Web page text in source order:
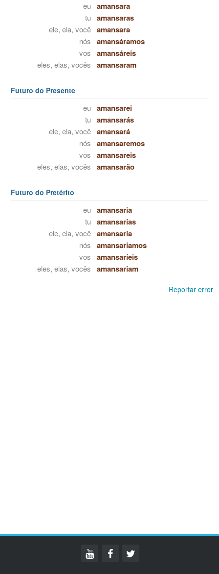
eu amansara
tu amansaras
ele, ela, você amansara
nós amansáramos
vos amansáreis
eles, elas, vocês amansaram
Futuro do Presente
eu amansarei
tu amansarás
ele, ela, você amansará
nós amansaremos
vos amansareis
eles, elas, vocês amansarão
Futuro do Pretérito
eu amansaria
tu amansarias
ele, ela, você amansaria
nós amansaríamos
vos amansaríeis
eles, elas, vocês amansariam
Reportar error